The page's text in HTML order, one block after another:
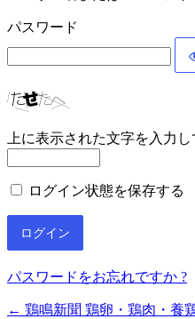
パスワード
上に表示された文字を入力し
ログイン状態を保存する
パスワードをお忘れですか ?
← 鶏鳴新聞 鶏卵・鶏肉・養